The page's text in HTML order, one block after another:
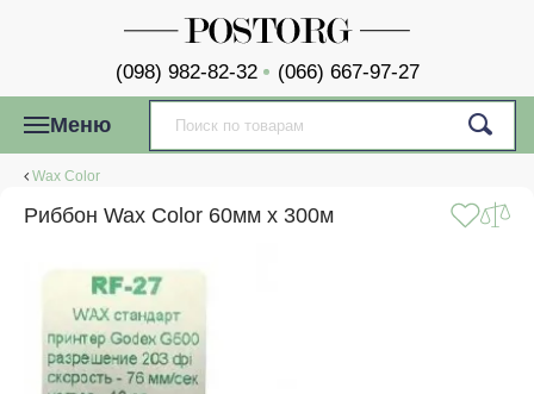
(098) 982-82-32 (066) 667-97-27
Меню
Wax Color
Риббон Wax Color 60мм x 300м